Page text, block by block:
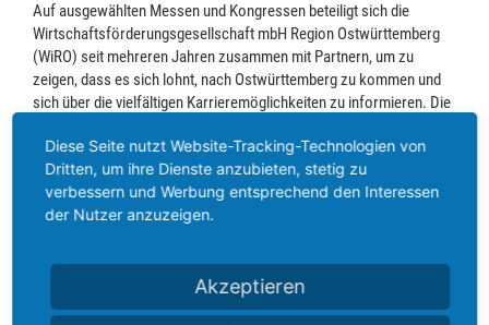
Auf ausgewählten Messen und Kongressen beteiligt sich die
Wirtschaftsförderungsgesellschaft mbH Region Ostwürttemberg
(WiRO) seit mehreren Jahren zusammen mit Partnern, um zu
zeigen, dass es sich lohnt, nach Ostwürttemberg zu kommen und
sich über die vielfältigen Karrieremöglichkeiten zu informieren. Die
Lebensqualität und attraktiven Arbeitgebern.
In diesem Rahmen organisierte die WiRO am 23. Oktober einen
Gemeinschaftsstand Wirtschaftsregion Ostwürttemberg auf der
sechs regionalen Unternehmen Bruno Weisser GmbH & Co. KG,
EST Elektronische Schraub- und Steuerungstechnologie GmbH &
Co. KG, Franz Schuck GmbH, EVO Informationssysteme GmbH,
Diese Seite nutzt Website-Tracking-Technologien von
Dritten, um ihre Dienste anzubieten, stetig zu
verbessern und Werbung entsprechend den Interessen
der Nutzer anzuzeigen.
Akzeptieren